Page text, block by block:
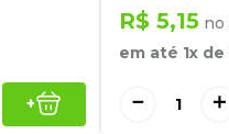
+
R$ 5,15 no
em até 1x de
＋
－